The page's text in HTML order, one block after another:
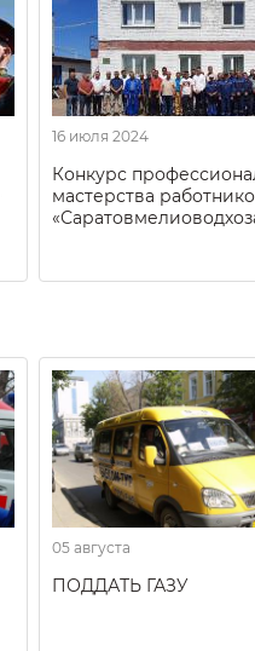
16 июля 2024
Конкурс
мастерства
05 августа
ПОДДАТЬ ГАЗУ